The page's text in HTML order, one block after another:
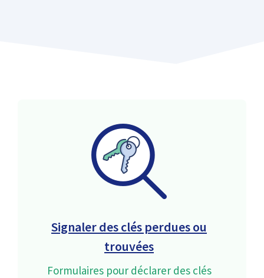
Signaler des clés perdues ou
trouvées
Formulaires pour déclarer des clés